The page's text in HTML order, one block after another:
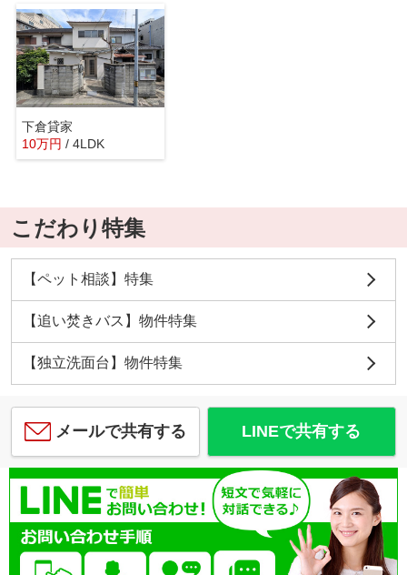
下倉貸家
10万円 / 4LDK
こだわり特集
【ペット相談】特集
【追い焚きバス】物件特集
【独立洗面台】物件特集
メールで共有する LINEで共有する